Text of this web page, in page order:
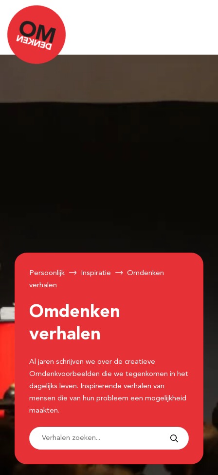
Persoonlijk Inspiratie
Omdenken
verhalen
Omdenken
verhalen
Al jaren schrijven we over de creatieve
Omdenkvoorbeelden die we tegenkomen in het
dagelijks leven. Inspirerende verhalen van
mensen die van hun probleem een mogelijkheid
maakten.